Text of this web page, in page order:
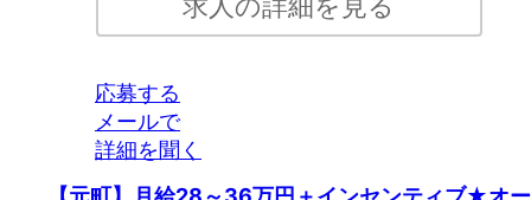
応募する
メールで
詳細を聞く